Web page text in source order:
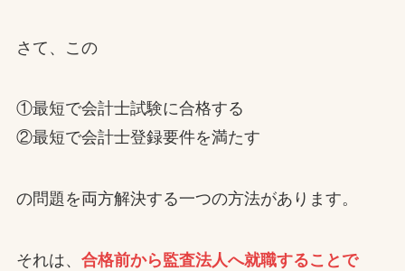
さて、この
①最短で会計士試験に合格する
②最短で会計士登録要件を満たす
の問題を両方解決する一つの方法があります。
それは、 合格前から監査法人へ就職することで